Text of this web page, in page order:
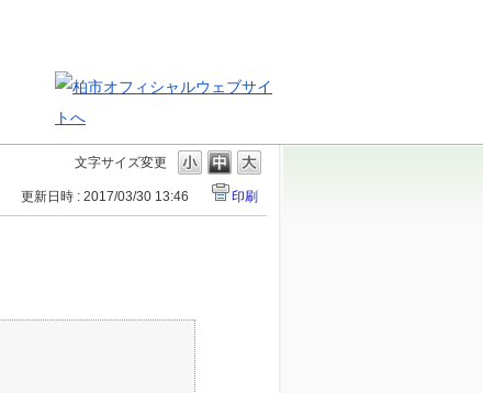
文字サイズ変更
更新日時 : 2017/03/30 13:46 印刷